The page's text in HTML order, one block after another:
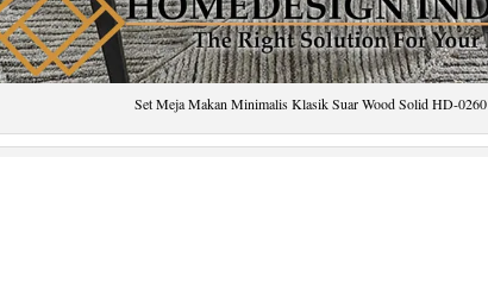
Set Meja Makan Minimalis Klasik Suar Wood Solid HD-0260